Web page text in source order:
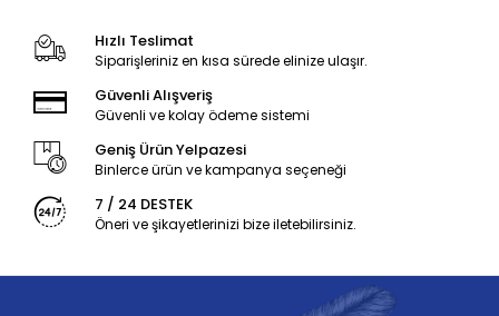
Hızlı Teslimat
Siparişleriniz en kısa sürede elinize ulaşır.
Güvenli Alışveriş
Güvenli ve kolay ödeme sistemi
Geniş Ürün Yelpazesi
Binlerce ürün ve kampanya seçeneği
7 / 24 DESTEK
Öneri ve şikayetlerinizi bize iletebilirsiniz.